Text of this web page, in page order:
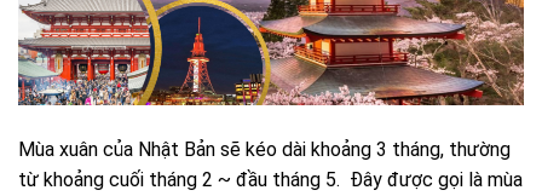
Mùa xuân của Nhật Bản sẽ kéo dài khoảng 3 tháng, thường
từ khoảng cuối tháng 2 ~ đầu tháng 5. Đây được gọi là mùa